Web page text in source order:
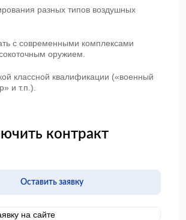
разных типов воздушных
с современными комплексами
оружием.
классной квалификации («военный
и т.п.).
контракт
Оставить заявку
на сайте